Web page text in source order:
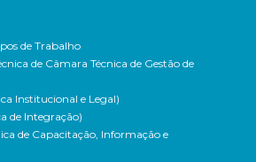
de Trabalho
de Câmara Técnica de Gestão de
Institucional e Legal)
de Integração)
de Capacitação, Informação e